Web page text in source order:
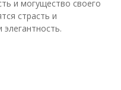
и могущество своего
страсть и
элегантность.